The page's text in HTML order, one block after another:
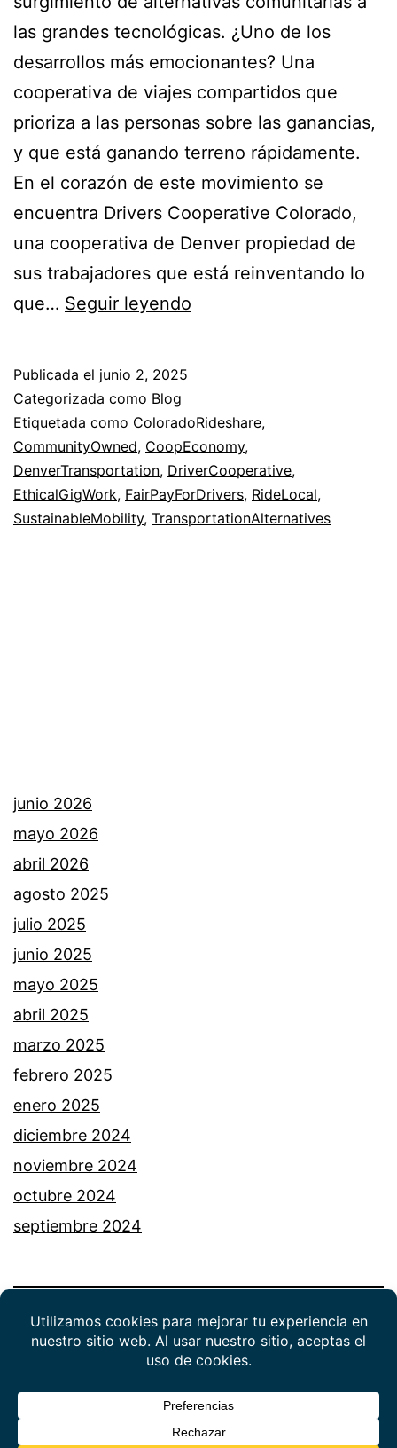
las grandes tecnológicas. ¿Uno de los
desarrollos más emocionantes? Una
cooperativa de viajes compartidos que
prioriza a las personas sobre las ganancias,
y que está ganando terreno rápidamente.
En el corazón de este movimiento se
encuentra Drivers Cooperative Colorado,
una cooperativa de Denver propiedad de
sus trabajadores que está reinventando lo
que… Seguir leyendo
Co-
op
is
Driving
Publicada el junio 2, 2025
Categorizada como Blog
Etiquetada como ColoradoRideshare,
CommunityOwned, CoopEconomy,
DenverTransportation, DriverCooperative,
EthicalGigWork, FairPayForDrivers, RideLocal,
SustainableMobility, TransportationAlternatives
junio 2026
mayo 2026
abril 2026
agosto 2025
julio 2025
junio 2025
mayo 2025
abril 2025
marzo 2025
febrero 2025
enero 2025
diciembre 2024
noviembre 2024
octubre 2024
septiembre 2024
política de privacidad
WordPress